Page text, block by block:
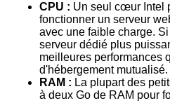
CPU : Un seul cœur Intel
fonctionner un serveur
avec une faible charge.
serveur dédié plus
meilleures performances
d'hébergement mutualisé.
RAM : La plupart des
à deux Go de RAM pour